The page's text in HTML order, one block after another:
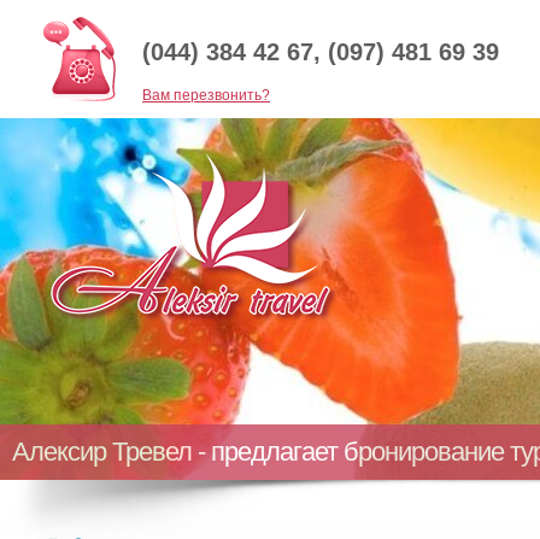
(044) 384 42 67, (097) 481 69 39
Baм перезвонить?
Алексир Тревел - предлагает бронирование